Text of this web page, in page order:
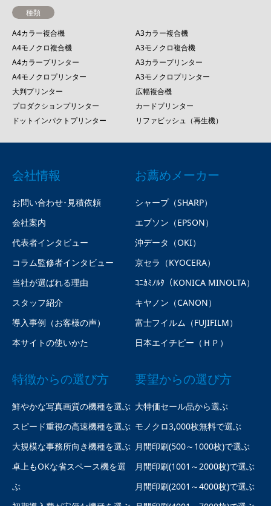
種類
A4カラー複合機
A3カラー複合機
A4モノクロ複合機
A3モノクロ複合機
A4カラープリンター
A3カラープリンター
A4モノクロプリンター
A3モノクロプリンター
大判プリンター
広幅複合機
プロダクションプリンター
カードプリンター
ドットインパクトプリンター
リファビッシュ（再生機）
会社情報
お問い合わせ･見積依頼
会社案内
代表者インタビュー
コラム監修者インタビュー
当社が選ばれる理由
スタッフ紹介
導入事例（お客様の声）
本サイトの使いかた
お薦めメーカー
シャープ（SHARP）
エプソン（EPSON）
沖データ（OKI）
京セラ（KYOCERA）
ｺﾆｶﾐﾉﾙﾀ（KONICA MINOLTA）
キヤノン（CANON）
富士フイルム（FUJIFILM）
日本エイチピー（ＨＰ）
特徴からの選び方
鮮やかな写真画質の機種を選ぶ
スピード重視の高速機種を選ぶ
大規模な事務所向き機種を選ぶ
卓上もOKな省スペース機を選
ぶ
要望からの選び方
大特価セール品から選ぶ
モノクロ3,000枚無料で選ぶ
月間印刷(500～1000枚)で選ぶ
月間印刷(1001～2000枚)で選ぶ
月間印刷(2001～4000枚)で選ぶ